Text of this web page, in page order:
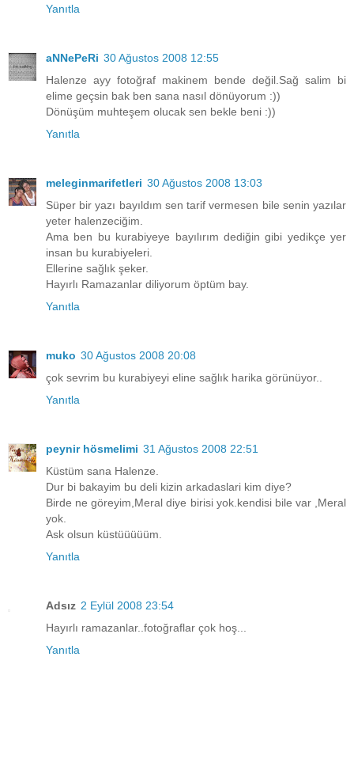
Yanıtla
aNNePeRi 30 Ağustos 2008 12:55
Halenze ayy fotoğraf makinem bende değil.Sağ salim bi
elime geçsin bak ben sana nasıl dönüyorum :))
Dönüşüm muhteşem olucak sen bekle beni :))
Yanıtla
meleginmarifetleri 30 Ağustos 2008 13:03
Süper bir yazı bayıldım sen tarif vermesen bile senin yazılar
yeter halenzeciğim.
Ama ben bu kurabiyeye bayılırım dediğin gibi yedikçe yer
insan bu kurabiyeleri.
Ellerine sağlık şeker.
Hayırlı Ramazanlar diliyorum öptüm bay.
Yanıtla
muko 30 Ağustos 2008 20:08
çok sevrim bu kurabiyeyi eline sağlık harika görünüyor..
Yanıtla
peynir hösmelimi 31 Ağustos 2008 22:51
Küstüm sana Halenze.
Dur bi bakayim bu deli kizin arkadaslari kim diye?
Birde ne göreyim,Meral diye birisi yok.kendisi bile var ,Meral
yok.
Ask olsun küstüüüüüm.
Yanıtla
Adsız 2 Eylül 2008 23:54
Hayırlı ramazanlar..fotoğraflar çok hoş...
Yanıtla